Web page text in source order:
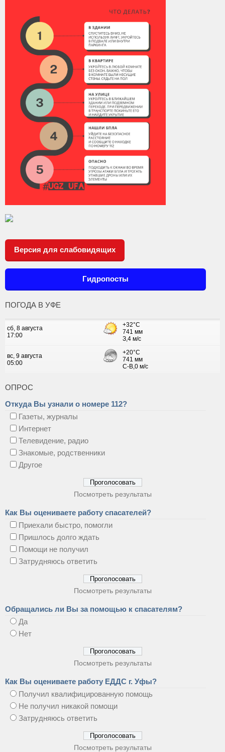
Версия для слабовидящих
Гидропосты
ПОГОДА В УФЕ
ОПРОС
Откуда Вы узнали о номере 112?
Газеты, журналы
Интернет
Телевидение, радио
Знакомые, родственники
Другое
Посмотреть результаты
Как Вы оцениваете работу спасателей?
Приехали быстро, помогли
Пришлось долго ждать
Помощи не получил
Затрудняюсь ответить
Посмотреть результаты
Обращались ли Вы за помощью к спасателям?
Да
Нет
Посмотреть результаты
Как Вы оцениваете работу ЕДДС г. Уфы?
Получил квалифицированную помощь
Не получил никакой помощи
Затрудняюсь ответить
Посмотреть результаты